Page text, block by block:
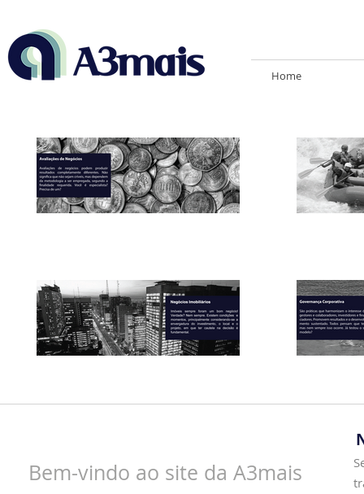
Bem-vindo ao site da A3mais
Home
Gestão. Fusões e Aquisições.
Governança. . Avaliações
Empresarial. Avaliações de